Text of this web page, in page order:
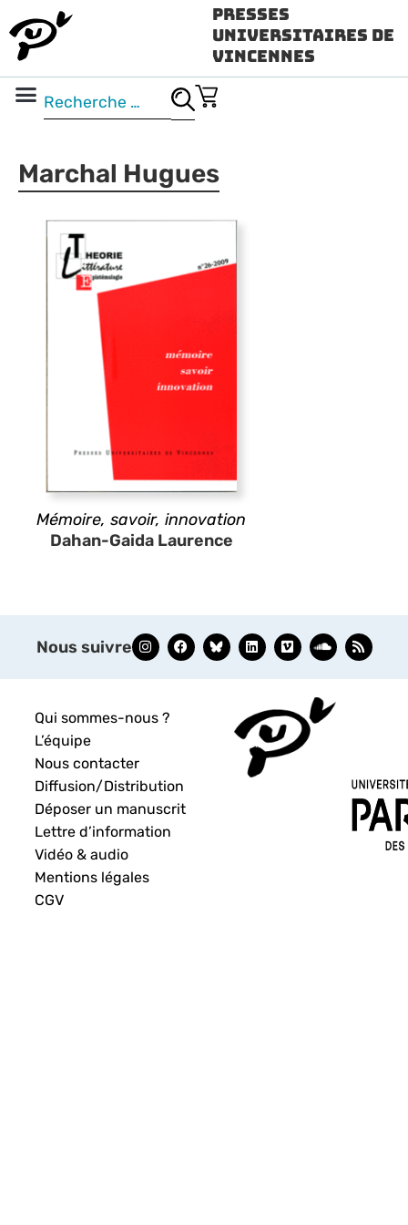
Presses
Universitaires de
Vincennes
Marchal Hugues
Mémoire, savoir, innovation
Dahan-Gaida Laurence
Nous suivre
Qui sommes-nous ?
L’équipe
Nous contacter
Diffusion/Distribution
Déposer un manuscrit
Lettre d’information
Vidéo & audio
Mentions légales
CGV